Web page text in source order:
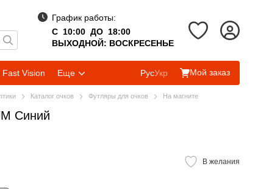
График работы:
С 10:00 ДО 18:00
ВЫХОДНОЙ: ВОСКРЕСЕНЬЕ
Vision Еще РусУкр Мой заказ
Каталог очков Футляры для очков На магните
Синий
В желания